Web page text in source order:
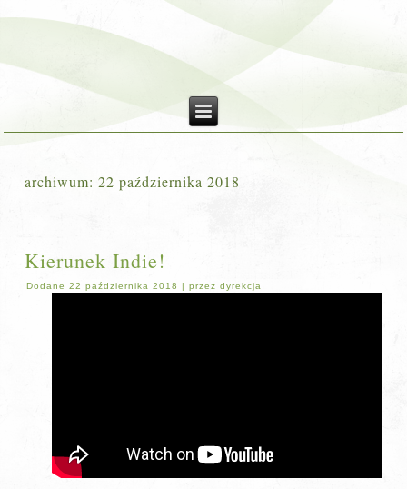
archiwum:22 października 2018
Kierunek Indie!
Dodane 22 października 2018 |przez dyrekcja